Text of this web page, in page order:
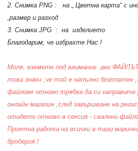
2. Снимка PNG : на „ Цветна карта“ с
,размер и разход
3. Снимка JPG : на изделието
Благодарим, че избрахте Нас !
Моля, вземете под внимание ,ако
това значи ,че той е напълно безплатен
файлове отново трябва да си
онлайн магазин ,след завършване на
отидете отново в сексия - свалени
Приятна работа на всички в тази
бродерия !